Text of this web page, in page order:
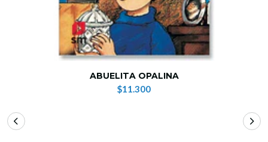
ABUELITA OPALINA
$11.300